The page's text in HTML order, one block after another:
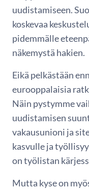
uudistamiseen.
koskevaa
pidemmälle
näkemystä hakien.
Eikä pelkästään
eurooppalaisia
Näin pystymme
uudistamisen
vakausunioni ja
kasvulle ja
on työlistan
Mutta kyse on